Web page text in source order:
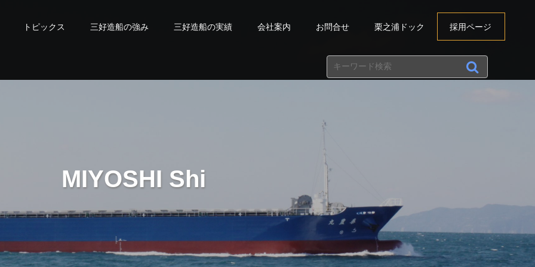
トピックス 三好造船の強み 三好造船の実績 会社案内 お問合せ 栗之浦ドック 採用ページ
YOSHI Shipb